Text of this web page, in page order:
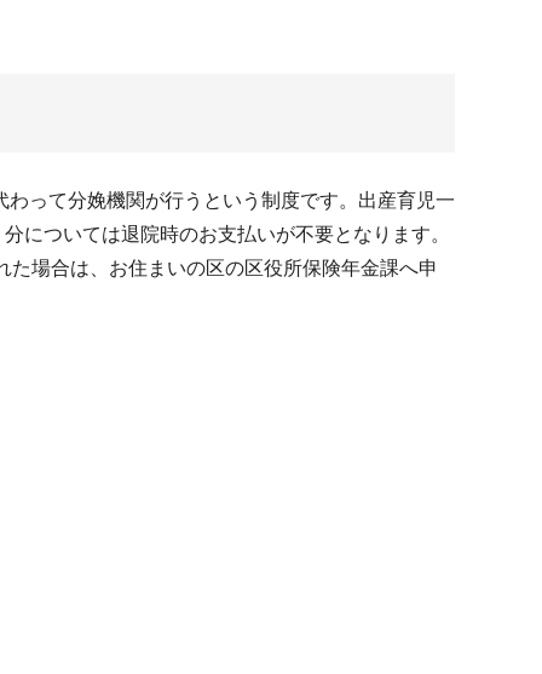
って分娩機関が行うという制度です。出産育児一
については退院時のお支払いが不要となります。
場合は、お住まいの区の区役所保険年金課へ申